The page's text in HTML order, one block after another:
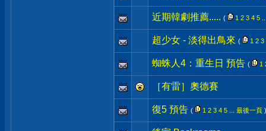
近期韓劇推薦..... ( 1 2 3 4 5
超少女 - 淡得出鳥來 ( 1 2 3
蜘蛛人4：重生日 預告 ( 1
［有雷］奧德賽
復5 預告 ( 1 2 3 4 5 最後一頁 )